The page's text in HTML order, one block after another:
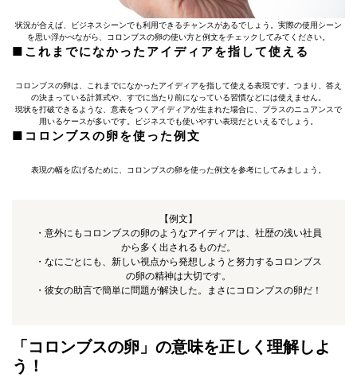
状況が合えば、ビジネスシーンでも利用できるチャンスがあるでしょう。実際の使用シーン
を思い浮かべながら、コロンブスの卵の使い方と例文をチェックしてみてください。
■これまでになかったアイディアを指して使える
コロンブスの卵は、これまでになかったアイディアを指して使える表現です。つまり、答え
の決まっている計算式や、すでに当たり前になっている習慣などには使えません。
現状を打破できるような、意表をつくアイディアが生まれた場合に、プラスのニュアンスで
用いるケースが多いです。ビジネスでも使いやすい表現だといえるでしょう。
■コロンブスの卵を使った例文
表現の幅を広げるために、コロンブスの卵を使った例文を参考にしてみましょう。
【例文】
・意外にもコロンブスの卵のようなアイディアは、社歴の浅い社員
から多く出されるものだ。
・なにごとにも、新しい視点から発想しようと努力するコロンブス
の卵の精神は大切です。
・彼女の助言で簡単に問題が解決した。まさにコロンブスの卵だ！
「コロンブスの卵」の意味を正しく理解しよ
う！